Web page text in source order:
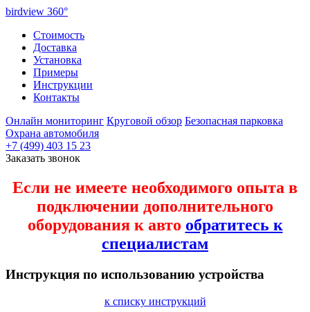
birdview 360°
Стоимость
Доставка
Установка
Примеры
Инструкции
Контакты
Онлайн мониторинг Круговой обзор Безопасная парковка
Охрана автомобиля
+7 (499) 403 15 23
Заказать звонок
Если не имеете необходимого опыта в
подключении дополнительного
оборудования к авто обратитесь к
специалистам
Инструкция по использованию устройства
к списку инструкций